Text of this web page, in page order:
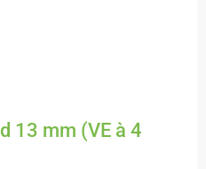
13 mm (VE à 4